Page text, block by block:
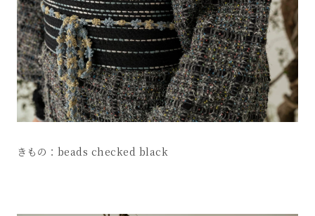
きもの：beads checked black